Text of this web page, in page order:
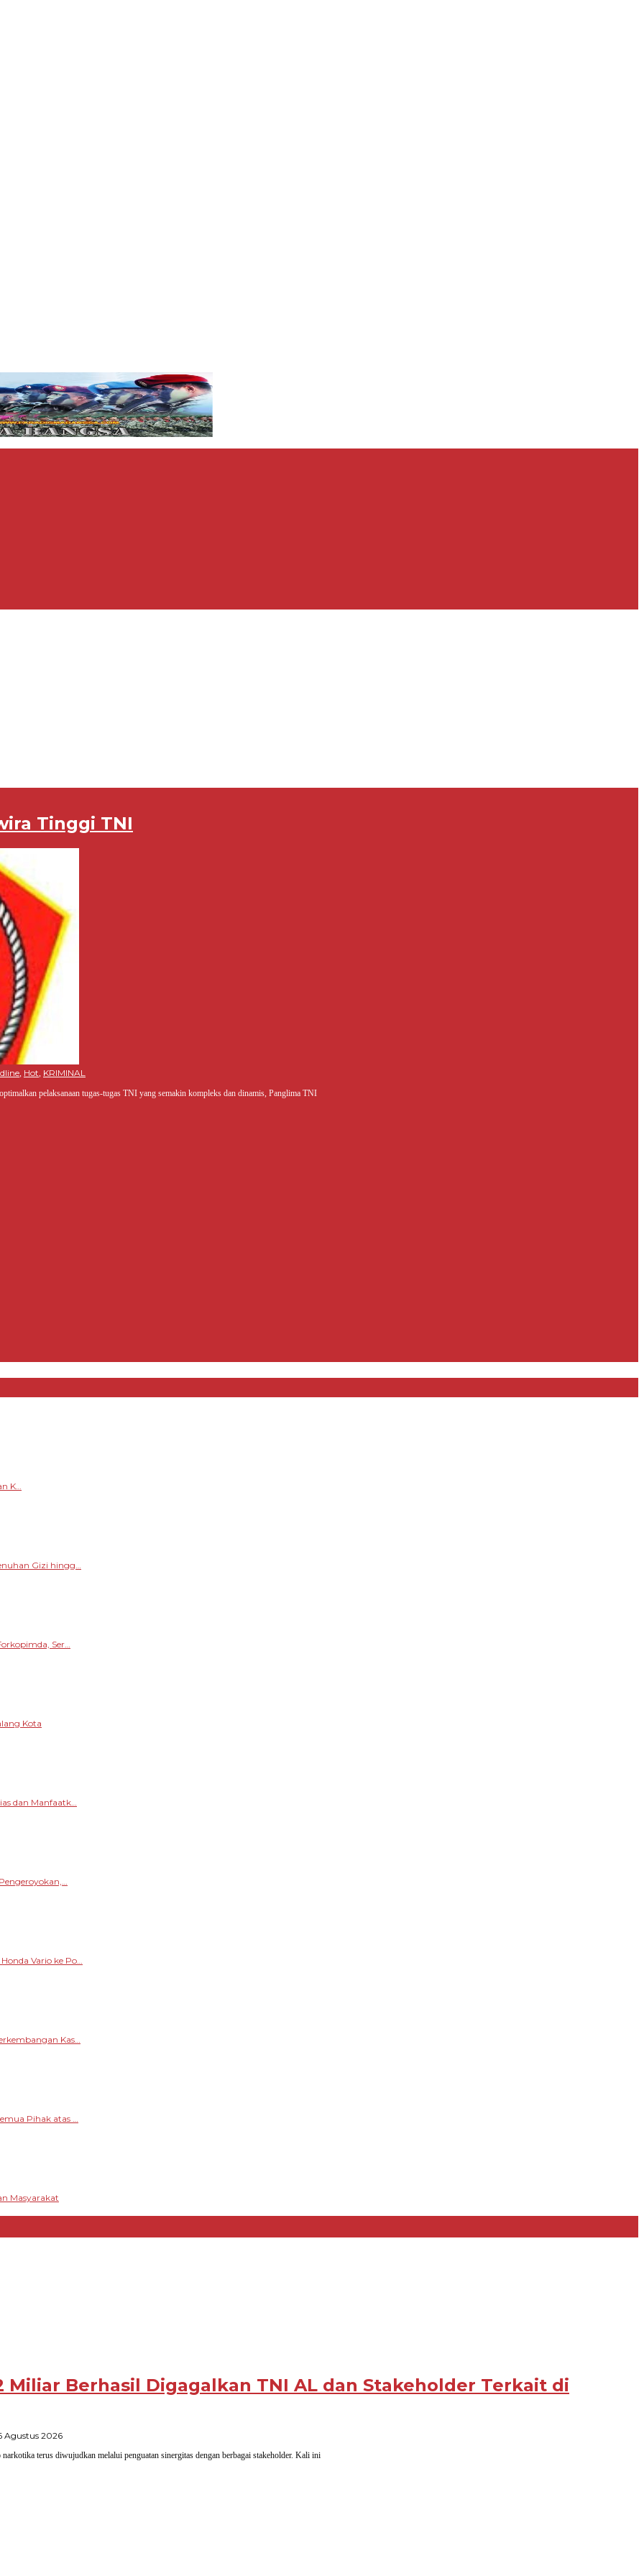
Tinggi TNI
, Hot, KRIMINAL
pelaksanaan tugas-tugas TNI yang semakin kompleks dan dinamis, Panglima TNI
K…
Gizi hingg…
Ser…
Kota
dan Manfaatk…
Vario ke Po…
Kas…
Pihak atas …
Masyarakat
Miliar Berhasil Digagalkan TNI AL dan Stakeholder Terkait di
Agustus 2026oleh
Malang
terus diwujudkan melalui penguatan sinergitas dengan berbagai stakeholder. Kali ini